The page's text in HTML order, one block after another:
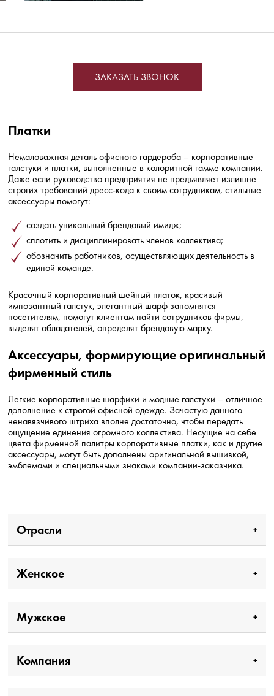
ЗАКАЗАТЬ ЗВОНОК
Платки
Немаловажная деталь офисного гардероба – корпоративные
галстуки и платки, выполненные в колоритной гамме компании.
Даже если руководство предприятия не предъявляет излишне
строгих требований дресс-кода к своим сотрудникам, стильные
аксессуары помогут:
создать уникальный брендовый имидж;
сплотить и дисциплинировать членов коллектива;
обозначить работников, осуществляющих деятельность в
единой команде.
Красочный корпоративный шейный платок, красивый
импозантный галстук, элегантный шарф запомнятся
посетителям, помогут клиентам найти сотрудников фирмы,
выделят обладателей, определят брендовую марку.
Аксессуары, формирующие оригинальный
фирменный стиль
Легкие корпоративные шарфики и модные галстуки – отличное
дополнение к строгой офисной одежде. Зачастую данного
ненавязчивого штриха вполне достаточно, чтобы передать
ощущение единения огромного коллектива. Несущие на себе
цвета фирменной палитры корпоративные платки, как и другие
аксессуары, могут быть дополнены оригинальной вышивкой,
эмблемами и специальными знаками компании-заказчика.
Отрасли
Женское
Мужское
Компания